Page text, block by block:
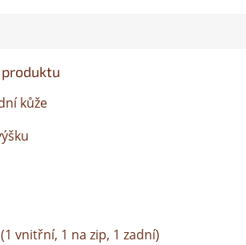
kůže
vnitřní, 1 na zip, 1 zadní)